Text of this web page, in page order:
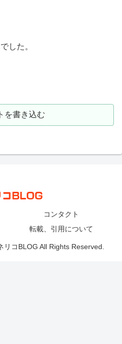
した。
を書き込む
コンタクト
転載、引用について
コBLOG All Rights Reserved.